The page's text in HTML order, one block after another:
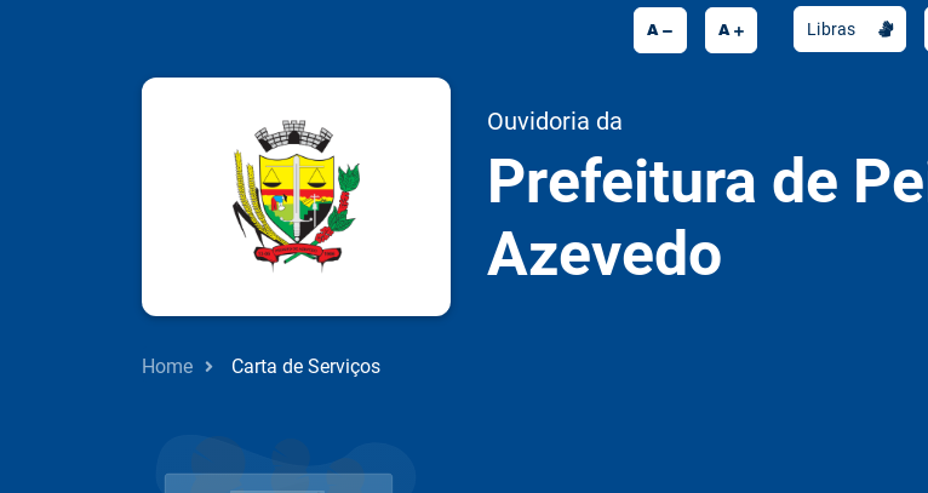
A A Libras
Ouvidoria da
Prefeitura de
Azevedo
Home Carta de Serviços